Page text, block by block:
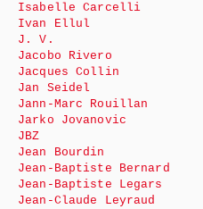
Isabelle Carcelli
Ivan Ellul
J. V.
Jacobo Rivero
Jacques Collin
Jan Seidel
Jann-Marc Rouillan
Jarko Jovanovic
JBZ
Jean Bourdin
Jean-Baptiste Bernard
Jean-Baptiste Legars
Jean-Claude Leyraud